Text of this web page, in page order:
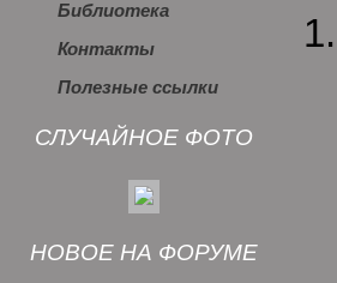
Библиотека
Контакты
Полезные ссылки
СЛУЧАЙНОЕ ФОТО
НОВОЕ НА ФОРУМЕ